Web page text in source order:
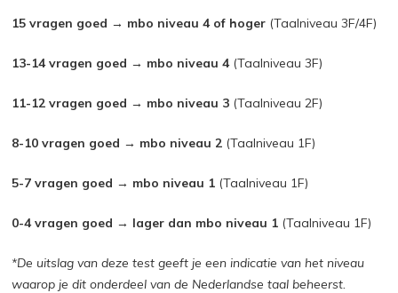
15 vragen goed → mbo niveau 4 of hoger (Taalniveau 3F/4F)
13-14 vragen goed → mbo niveau 4 (Taalniveau 3F)
11-12 vragen goed → mbo niveau 3 (Taalniveau 2F)
8-10 vragen goed → mbo niveau 2 (Taalniveau 1F)
5-7 vragen goed → mbo niveau 1 (Taalniveau 1F)
0-4 vragen goed → lager dan mbo niveau 1 (Taalniveau 1F)
*De uitslag van deze test geeft je een indicatie van het niveau
waarop je dit onderdeel van de Nederlandse taal beheerst.